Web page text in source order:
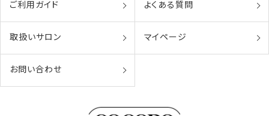
ご利用ガイド よくある質問
取扱いサロン マイページ
お問い合わせ